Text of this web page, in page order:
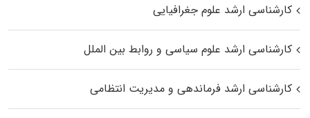
کارشناسی ارشد علوم جغرافیایی
کارشناسی ارشد علوم سیاسی و روابط بین الملل
کارشناسی ارشد فرماندهی و مدیریت انتظامی